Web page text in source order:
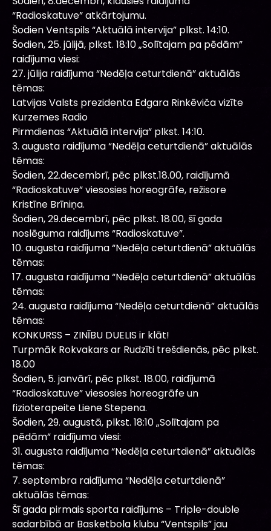
“Radioskatuve” atkārtojumu.
Šodien Ventspils “Aktuālā intervija” plkst. 14:10.
Šodien, 25. jūlijā, plkst. 18:10 „Solītajam pa pēdām”
raidījuma viesi:
27. jūlija raidījuma “Nedēļa ceturtdienā” aktuālās
tēmas:
Latvijas Valsts prezidenta Edgara Rinkēviča vizīte
Kurzemes Radio
Pirmdienas “Aktuālā intervija” plkst. 14:10.
3. augusta raidījuma “Nedēļa ceturtdienā” aktuālās
tēmas:
Šodien, 22.decembrī, pēc plkst.18.00, raidījumā
“Radioskatuve” viesosies horeogrāfe, režisore
Kristīne Brīniņa.
Šodien, 29.decembrī, pēc plkst. 18.00, šī gada
noslēguma raidījums “Radioskatuve”.
10. augusta raidījuma “Nedēļa ceturtdienā” aktuālās
tēmas:
17. augusta raidījuma “Nedēļa ceturtdienā” aktuālās
tēmas:
24. augusta raidījuma “Nedēļa ceturtdienā” aktuālās
tēmas:
KONKURSS – ZINĪBU DUELIS ir klāt!
Turpmāk Rokvakars ar Rudzīti trešdienās, pēc plkst.
18.00
Šodien, 5. janvārī, pēc plkst. 18.00, raidījumā
“Radioskatuve” viesosies horeogrāfe un
fizioterapeite Liene Stepena.
Šodien, 29. augustā, plkst. 18:10 „Solītajam pa
pēdām” raidījuma viesi:
31. augusta raidījuma “Nedēļa ceturtdienā” aktuālās
tēmas:
7. septembra raidījuma “Nedēļa ceturtdienā”
aktuālās tēmas:
Šī gada pirmais sporta raidījums – Triple-double
sadarbībā ar Basketbola klubu “Ventspils” jau